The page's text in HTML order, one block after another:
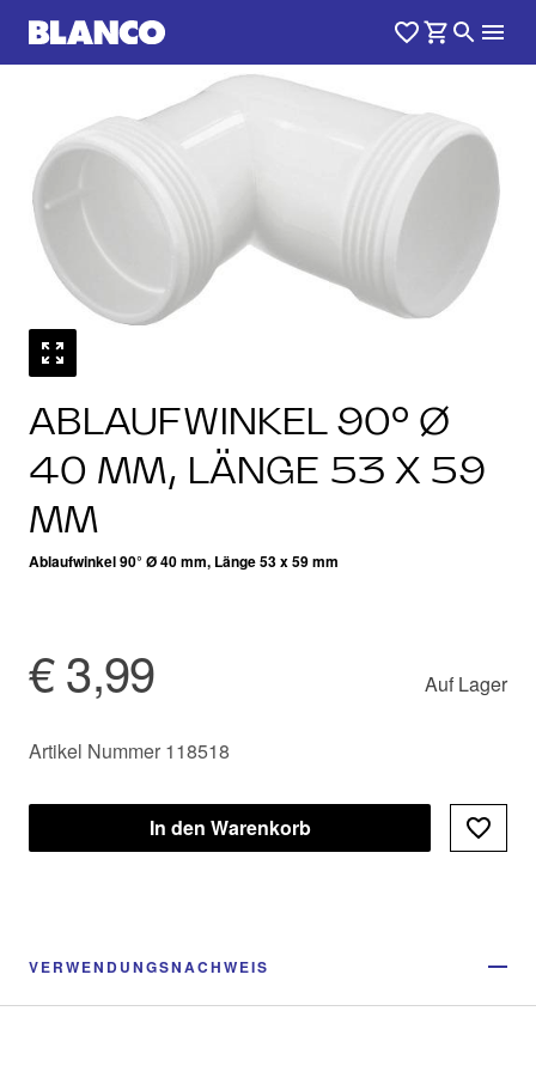
ABLAUFWINKEL 90° Ø
40 MM, LÄNGE 53 X 59
MM
Ablaufwinkel 90° Ø 40 mm, Länge 53 x 59 mm
€ 3,99 Auf Lager
Artikel Nummer 118518
In den Warenkorb
VERWENDUNGSNACHWEIS